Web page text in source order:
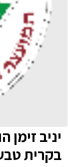
יניב
בקרית